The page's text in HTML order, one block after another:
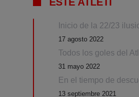
Inicio de la 22/23
17 agosto 2022
Todos los goles del
31 mayo 2022
En el tiempo de
13 septiembre 2021